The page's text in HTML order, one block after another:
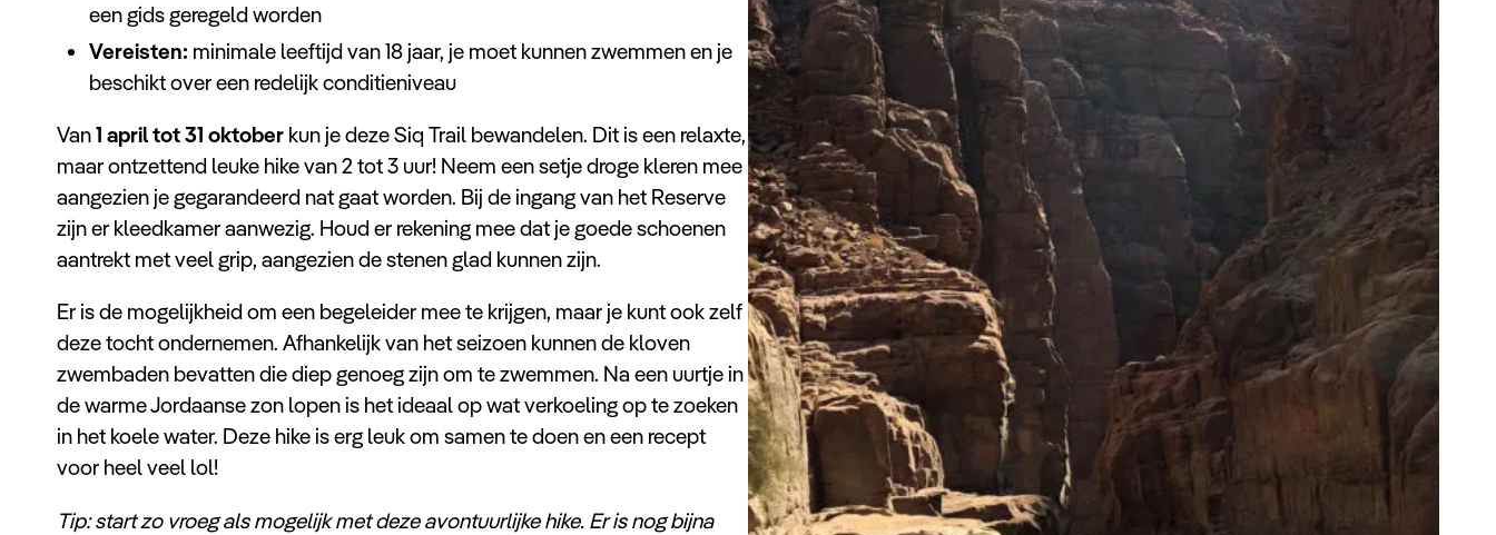
een gids geregeld worden
Vereisten: minimale leeftijd van 18 jaar, je moet kunnen zwemmen en je
beschikt over een redelijk conditieniveau
Van1 april tot 31 oktober kun je deze Siq Trail bewandelen. Dit is een relaxte,
maar ontzettend leuke hike van 2 tot 3 uur! Neem een setje droge kleren mee
aangezien je gegarandeerd nat gaat worden. Bij de ingang van het Reserve
zijn er kleedkamer aanwezig. Houd er rekening mee dat je goede schoenen
aantrekt met veel grip, aangezien de stenen glad kunnen zijn.
Er is de mogelijkheid om een begeleider mee te krijgen, maar je kunt ook zelf
deze tocht ondernemen. Afhankelijk van het seizoen kunnen de kloven
zwembaden bevatten die diep genoeg zijn om te zwemmen. Na een uurtje in
de warme Jordaanse zon lopen is het ideaal op wat verkoeling op te zoeken
in het koele water. Deze hike is erg leuk om samen te doen en een recept
voor heel veel lol!
Tip: start zo vroeg als mogelijk met deze avontuurlijke hike. Er is nog bijna